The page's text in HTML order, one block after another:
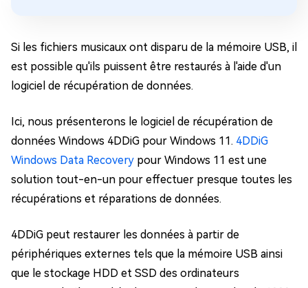
Si les fichiers musicaux ont disparu de la mémoire USB, il
est possible qu'ils puissent être restaurés à l'aide d'un
logiciel de récupération de données.
Ici, nous présenterons le logiciel de récupération de
données Windows 4DDiG pour Windows 11. 4DDiG
Windows Data Recovery pour Windows 11 est une
solution tout-en-un pour effectuer presque toutes les
récupérations et réparations de données.
4DDiG peut restaurer les données à partir de
périphériques externes tels que la mémoire USB ainsi
que le stockage HDD et SSD des ordinateurs